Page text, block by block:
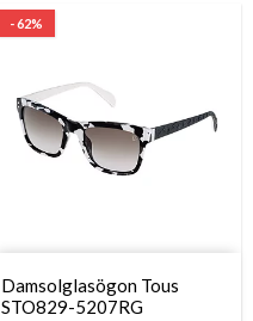
- 62%
Damsolglasögon Tous
STO829-5207RG